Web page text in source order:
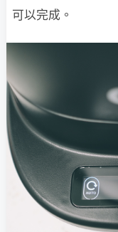
可以完成。